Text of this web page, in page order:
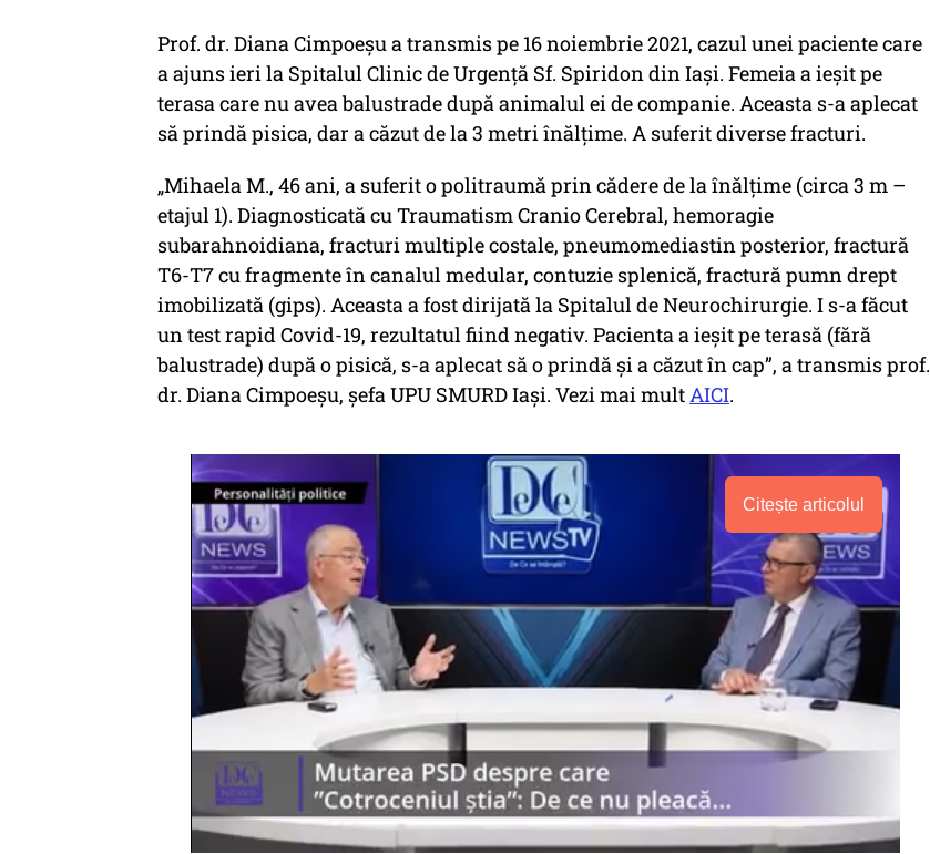
Prof. dr. Diana Cimpoeșu a transmis pe 16 noiembrie 2021, cazul unei paciente care
a ajuns ieri la Spitalul Clinic de Urgenţă Sf. Spiridon din Iaşi. Femeia a ieşit pe
terasa care nu avea balustrade după animalul ei de companie. Aceasta s-a aplecat
să prindă pisica, dar a căzut de la 3 metri înălţime. A suferit diverse fracturi.
„Mihaela M., 46 ani, a suferit o politraumă prin cădere de la înălţime (circa 3 m –
etajul 1). Diagnosticată cu Traumatism Cranio Cerebral, hemoragie
subarahnoidiana, fracturi multiple costale, pneumomediastin posterior, fractură
T6-T7 cu fragmente în canalul medular, contuzie splenică, fractură pumn drept
imobilizată (gips). Aceasta a fost dirijată la Spitalul de Neurochirurgie. I s-a făcut
un test rapid Covid-19, rezultatul fiind negativ. Pacienta a ieşit pe terasă (fără
balustrade) după o pisică, s-a aplecat să o prindă şi a căzut în cap”, a transmis prof.
dr. Diana Cimpoeșu, şefa UPU SMURD Iaşi. Vezi mai multAICI.
Citește articolul